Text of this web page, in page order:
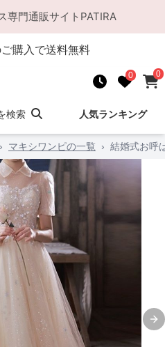
専門通販サイト PATIRA
購入で送料無料
0 0
検索 人気ランキング
› マキシワンピの一覧 › 結婚式お呼